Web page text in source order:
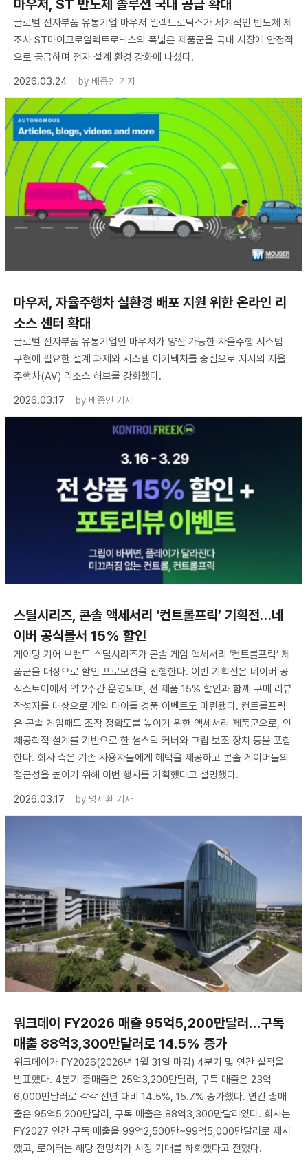
마우저, ST 반도체 솔루션 국내 공급 확대
글로벌 전자부품 유통기업 마우저 일렉트로닉스가 세계적인 반도체 제
조사 ST마이크로일렉트로닉스의 폭넓은 제품군을 국내 시장에 안정적
으로 공급하며 전자 설계 환경 강화에 나섰다.
2026.03.24
by 배종인 기자
마우저, 자율주행차 실환경 배포 지원 위한 온라인 리
소스 센터 확대
글로벌 전자부품 유통기업인 마우저가 양산 가능한 자율주행 시스템
구현에 필요한 설계 과제와 시스템 아키텍처를 중심으로 자사의 자율
주행차(AV) 리소스 허브를 강화했다.
2026.03.17
by 배종인 기자
스틸시리즈, 콘솔 액세서리 ‘컨트롤프릭’ 기획전…네
이버 공식몰서 15% 할인
게이밍 기어 브랜드 스틸시리즈가 콘솔 게임 액세서리 ‘컨트롤프릭’ 제
품군을 대상으로 할인 프로모션을 진행한다. 이번 기획전은 네이버 공
식스토어에서 약 2주간 운영되며, 전 제품 15% 할인과 함께 구매 리뷰
작성자를 대상으로 게임 타이틀 경품 이벤트도 마련됐다. 컨트롤프릭
은 콘솔 게임패드 조작 정확도를 높이기 위한 액세서리 제품군으로, 인
체공학적 설계를 기반으로 한 썸스틱 커버와 그립 보조 장치 등을 포함
한다. 회사 측은 기존 사용자들에게 혜택을 제공하고 콘솔 게이머들의
접근성을 높이기 위해 이번 행사를 기획했다고 설명했다.
2026.03.17
by 명세환 기자
워크데이 FY2026 매출 95억5,200만달러…구독
매출 88억3,300만달러로 14.5% 증가
워크데이가 FY2026(2026년 1월 31일 마감) 4분기 및 연간 실적을
발표했다. 4분기 총매출은 25억3,200만달러, 구독 매출은 23억
6,000만달러로 각각 전년 대비 14.5%, 15.7% 증가했다. 연간 총매
출은 95억5,200만달러, 구독 매출은 88억3,300만달러였다. 회사는
FY2027 연간 구독 매출을 99억2,500만~99억5,000만달러로 제시
했고, 로이터는 해당 전망치가 시장 기대를 하회했다고 전했다.